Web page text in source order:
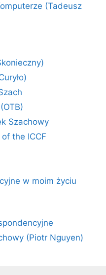
(Tadeusz
Szachowy
the ICCF
w moim życiu
(Piotr Nguyen)